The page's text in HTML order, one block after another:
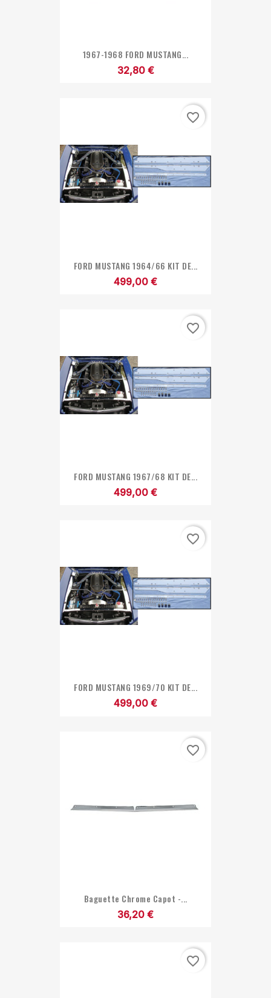
1967-1968 FORD MUSTANG...
32,80 €
FORD MUSTANG 1964/66 KIT DE...
499,00 €
favorite_border
FORD MUSTANG 1967/68 KIT DE...
499,00 €
favorite_border
FORD MUSTANG 1969/70 KIT DE...
499,00 €
favorite_border
Baguette Chrome Capot -...
36,20 €
favorite_border
favorite_border